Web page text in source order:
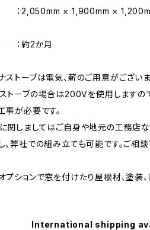
：2,050mm × 1,900mm ×
：約2か月
ストーブは電気、薪のご用意がございま
トーブの場合は200Vを使用しますの
事が必要です。
関しましてはご自身や地元の工務店
、弊社での組み立ても可能です。ご相談
プションで窓を付けたり屋根材、塗装
International shipping